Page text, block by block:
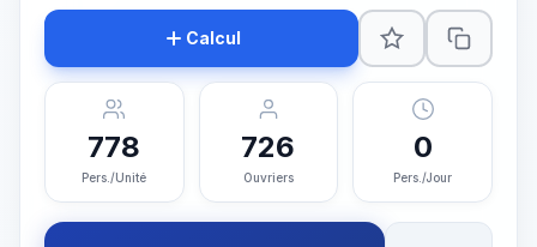
Calcul
778
Pers./Unité
726
Ouvriers
0
Pers./Jour